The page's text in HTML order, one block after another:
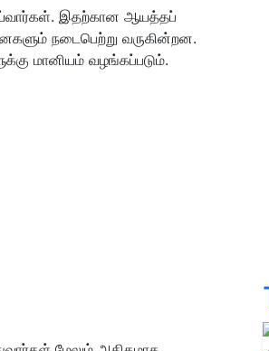
இதற்கான ஆயத்தப்
நடைபெற்று வருகின்றன.
மானியம் வழங்கப்படும்.